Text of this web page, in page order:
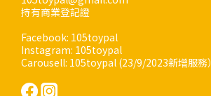
持有商業登記證
Facebook: 105toypal
Instagram: 105toypal
Carousell: 105toypal (23/9/2023新增服務）